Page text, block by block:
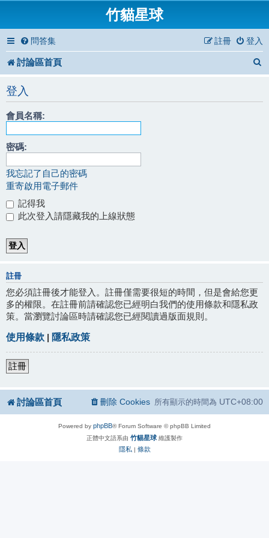
竹貓星球
問答集 登入
註冊
討論區首頁
登入
會員名稱:
密碼:
我忘記了自己的密碼
重寄啟用電子郵件
記得我
此次登入請隱藏我的上線狀態
註冊
您必須註冊後才能登入。註冊僅需要很短的時間，但是會給您更
多的權限。在註冊前請確認您已經明白我們的使用條款和隱私政
策。當瀏覽討論區時請確認您已經閱讀過版面規則。
使用條款 | 隱私政策
註冊
討論區首頁 所有顯示的時間為 UTC+08:00
刪除 Cookies
Powered by phpBB® Forum Software © phpBB Limited
正體中文語系由 竹貓星球 維護製作
隱私 | 條款